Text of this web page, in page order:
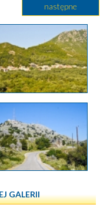
następne
GALERII